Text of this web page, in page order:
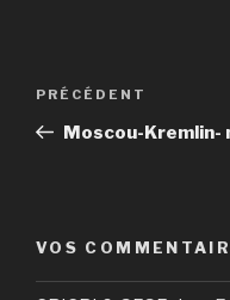
Navigation
l’article
Article
précédent
PRÉCÉDENT
Moscou-Kremlin-
VOS